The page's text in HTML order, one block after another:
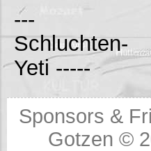
---
Schluchten-
Yeti -----
Sponsors &
Gotzen ©